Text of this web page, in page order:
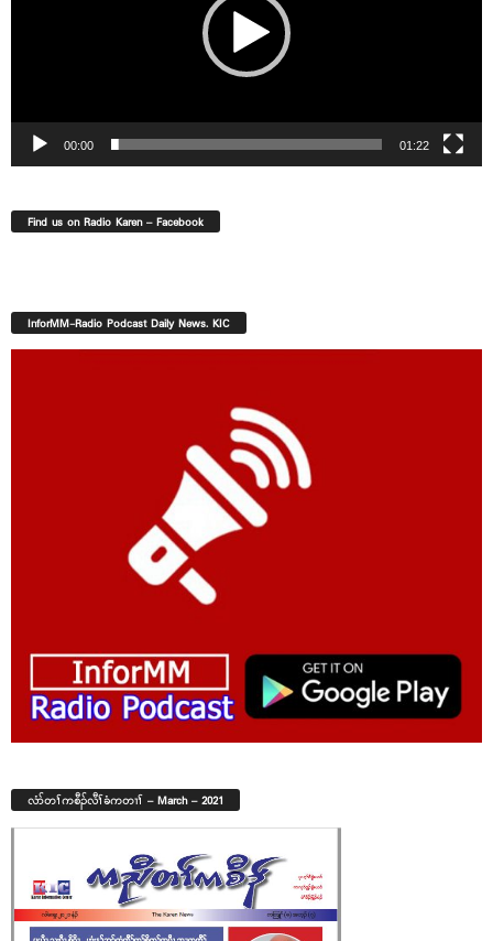
00:00 01:22
Find us on Radio Karen – Facebook
InforMM-Radio Podcast Daily News. KIC
လံာ်တၢ်ကစီၣ်လီၢ်ခံကတၢၢ် – March – 2021